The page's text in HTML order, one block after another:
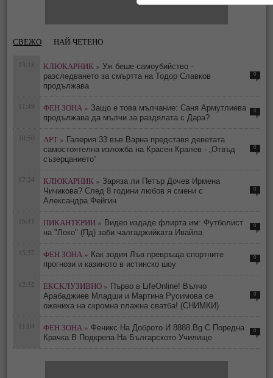
СВЕЖО НАЙ-ЧЕТЕНО
13:18 КЛЮКАРНИК » Уж беше самоубийство -
разследването за смъртта на Тодор Славков
продължава
0
11:49 ФЕН ЗОНА » Защо е това мълчание: Саня Армутлиева
продължава да мълчи за раздялата с Дара?
0
10:50 АРТ » Галерия 33 във Варна представя деветата
самостоятелна изложба на Красен Кралев - „Отвъд
съзерцанието“
0
17:24 КЛЮКАРНИК » Заряза ли Петър Дочев Ирмена
Чичикова? След 8 години любов я смени с
Александра Фейгин
0
16:41 ПИКАНТЕРИИ » Видео издаде флирта им: Футболист
на "Локо" (Пд) заби чалгаджийката Ивайла
0
15:57 ФЕН ЗОНА » Как зодия Лъв превръща спортните
прогнози и казиното в истинско шоу
0
12:32 ЕКСКЛУЗИВНО » Първо в LifeOnline! Вълчо
Арабаджиев Младши и Мартина Русимова сe
oжениха на скромна плажна сватба! (СНИМКИ)
0
11:04 ФЕН ЗОНА » Феникс На Доброто И 8888.Bg С Поредна
Крачка В Подкрепа На Българското Училище
0